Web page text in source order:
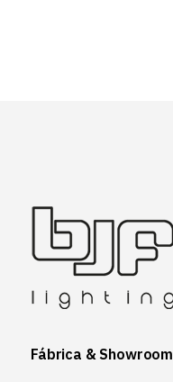
Fábrica & Showroom